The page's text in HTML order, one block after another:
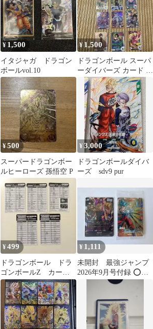
¥1,500
イタジャガ ドラゴン
ボールvol.10
¥ 1,500
ドラゴンボール スーパ
ーダイバーズ カード 11
枚セット
¥500
スーパードラゴンボー
ルヒーローズ 孫悟空 P
¥3,000
ドラゴンボールダイバ
ーズ sdv9 pur
¥499
ドラゴンボール ドラ
ゴンボールZ カード
ダス カードリスト 5
枚
¥1,111
未開封 最強ジャンプ
2026年9月号付録 ⭕️ド
ラゴンボール ⭕️４種カ